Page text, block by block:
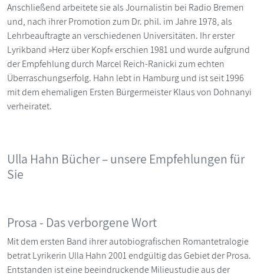
Anschließend arbeitete sie als Journalistin bei Radio Bremen
und, nach ihrer Promotion zum Dr. phil. im Jahre 1978, als
Lehrbeauftragte an verschiedenen Universitäten. Ihr erster
Lyrikband »Herz über Kopf« erschien 1981 und wurde aufgrund
der Empfehlung durch Marcel Reich-Ranicki zum echten
Überraschungserfolg. Hahn lebt in Hamburg und ist seit 1996
mit dem ehemaligen Ersten Bürgermeister Klaus von Dohnanyi
verheiratet.
Ulla Hahn Bücher – unsere Empfehlungen für
Sie
Prosa - Das verborgene Wort
Mit dem ersten Band ihrer autobiografischen Romantetralogie
betrat Lyrikerin Ulla Hahn 2001 endgültig das Gebiet der Prosa.
Entstanden ist eine beeindruckende Milieustudie aus der